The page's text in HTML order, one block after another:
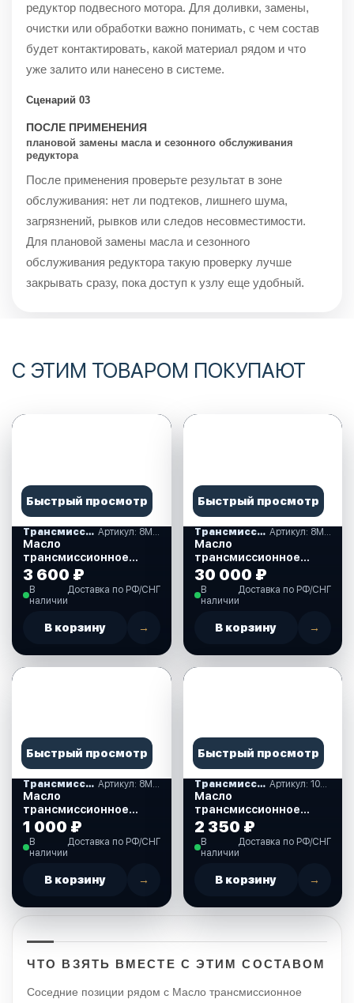
редуктор подвесного мотора. Для доливки, замены,
очистки или обработки важно понимать, с чем состав
будет контактировать, какой материал рядом и что
уже залито или нанесено в системе.
Сценарий 03
ПОСЛЕ ПРИМЕНЕНИЯ
плановой замены масла и сезонного обслуживания
редуктора
После применения проверьте результат в зоне
обслуживания: нет ли подтеков, лишнего шума,
загрязнений, рывков или следов несовместимости.
Для плановой замены масла и сезонного
обслуживания редуктора такую проверку лучше
закрывать сразу, пока доступ к узлу еще удобный.
С ЭТИМ ТОВАРОМ ПОКУПАЮТ
Быстрый просмотр
Трансмиссионные масла
Масло
трансмиссионное
QUICKSILVER SAE 90
HIGH PERFORMANCE, 1
л. (858064QВ1)
3 600 ₽
В
наличии
Доставка по РФ/СНГ
В корзину →
Быстрый просмотр
Трансмиссионные масла
Масло
трансмиссионное
Quicksilver SAE 90 High
performance 10 л.
(8M0219577)
30 000 ₽
В
наличии
Доставка по РФ/СНГ
В корзину →
Быстрый просмотр
Трансмиссионные масла
Масло
трансмиссионное
QUICKSILVER SAE 90
HIGH PERFORMANCE,
237 мл. (8M0121960)
1 000 ₽
В
наличии
Доставка по РФ/СНГ
В корзину →
Быстрый просмотр
Трансмиссионные масла Артикул: 108879
Масло
трансмиссионное
MOTUL SUZUKI MARINE
GEAR OIL SEA 90, 1 л.
(108879)
2 350 ₽
В
наличии
Доставка по РФ/СНГ
В корзину →
ЧТО ВЗЯТЬ ВМЕСТЕ С ЭТИМ СОСТАВОМ
Соседние позиции рядом с Масло трансмиссионное